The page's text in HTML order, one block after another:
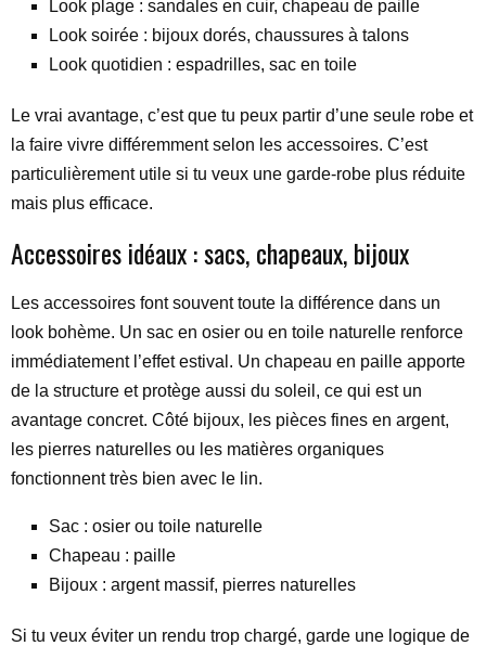
Look plage : sandales en cuir, chapeau de paille
Look soirée : bijoux dorés, chaussures à talons
Look quotidien : espadrilles, sac en toile
Le vrai avantage, c’est que tu peux partir d’une seule robe et
la faire vivre différemment selon les accessoires. C’est
particulièrement utile si tu veux une garde-robe plus réduite
mais plus efficace.
Accessoires idéaux : sacs, chapeaux, bijoux
Les accessoires font souvent toute la différence dans un
look bohème. Un sac en osier ou en toile naturelle renforce
immédiatement l’effet estival. Un chapeau en paille apporte
de la structure et protège aussi du soleil, ce qui est un
avantage concret. Côté bijoux, les pièces fines en argent,
les pierres naturelles ou les matières organiques
fonctionnent très bien avec le lin.
Sac : osier ou toile naturelle
Chapeau : paille
Bijoux : argent massif, pierres naturelles
Si tu veux éviter un rendu trop chargé, garde une logique de